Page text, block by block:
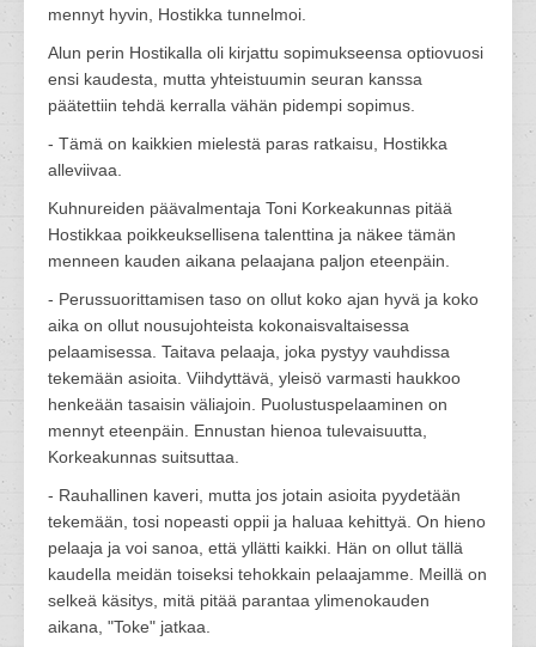
mennyt hyvin, Hostikka tunnelmoi.
Alun perin Hostikalla oli kirjattu sopimukseensa optiovuosi
ensi kaudesta, mutta yhteistuumin seuran kanssa
päätettiin tehdä kerralla vähän pidempi sopimus.
- Tämä on kaikkien mielestä paras ratkaisu, Hostikka
alleviivaa.
Kuhnureiden päävalmentaja Toni Korkeakunnas pitää
Hostikkaa poikkeuksellisena talenttina ja näkee tämän
menneen kauden aikana pelaajana paljon eteenpäin.
- Perussuorittamisen taso on ollut koko ajan hyvä ja koko
aika on ollut nousujohteista kokonaisvaltaisessa
pelaamisessa. Taitava pelaaja, joka pystyy vauhdissa
tekemään asioita. Viihdyttävä, yleisö varmasti haukkoo
henkeään tasaisin väliajoin. Puolustuspelaaminen on
mennyt eteenpäin. Ennustan hienoa tulevaisuutta,
Korkeakunnas suitsuttaa.
- Rauhallinen kaveri, mutta jos jotain asioita pyydetään
tekemään, tosi nopeasti oppii ja haluaa kehittyä. On hieno
pelaaja ja voi sanoa, että yllätti kaikki. Hän on ollut tällä
kaudella meidän toiseksi tehokkain pelaajamme. Meillä on
selkeä käsitys, mitä pitää parantaa ylimenokauden
aikana, "Toke" jatkaa.